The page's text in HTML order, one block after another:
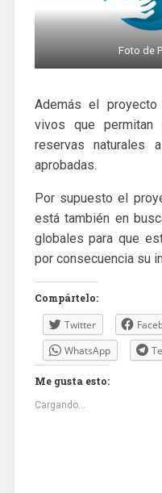
Foto de
Además el proyecto
vivos que permitan
reservas naturales
aprobadas.
Por supuesto el
está también en
globales para que
por consecuencia su
Compártelo:
Twitter
WhatsApp
Me gusta esto:
Cargando...